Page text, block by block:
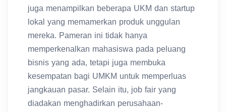
juga menampilkan beberapa UKM dan startup
lokal yang memamerkan produk unggulan
mereka. Pameran ini tidak hanya
memperkenalkan mahasiswa pada peluang
bisnis yang ada, tetapi juga membuka
kesempatan bagi UMKM untuk memperluas
jangkauan pasar. Selain itu, job fair yang
diadakan menghadirkan perusahaan-